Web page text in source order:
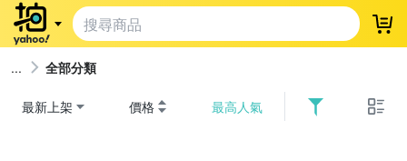
登
全部分類
最新上架 價格 最高人氣